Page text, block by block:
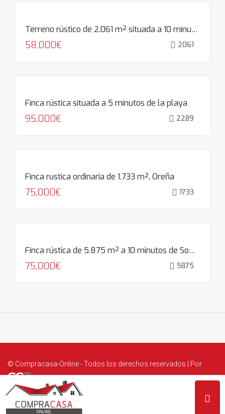
Terreno rústico de 2.061 m² situada a 10 minutos de las playas de Cóbreces
58,000€ 2061
Finca rústica situada a 5 minutos de la playa
95,000€ 2289
Finca rustica ordinaria de 1.733 m², Oreña
75,000€ 1733
Finca rústica de 5.875 m² a 10 minutos de Somo, Setién
75,000€ 5875
© Compracasa-Online - Todos los derechos reservados | Por
Transparencia